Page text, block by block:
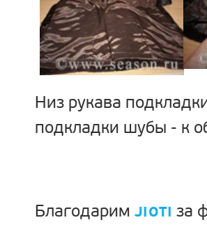
Низ рукава
подкладки шубы - к
Благодарим JIOTI за